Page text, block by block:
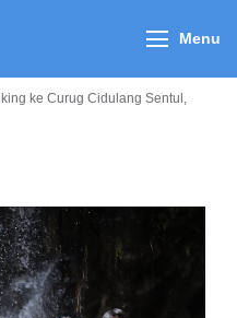
Menu
ke Curug Cidulang Sentul,